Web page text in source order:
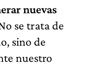
nuevas
se trata de
sino de
nuestro